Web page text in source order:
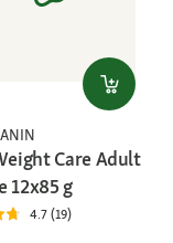
Care Adult
12x85 g
4.7 (19)